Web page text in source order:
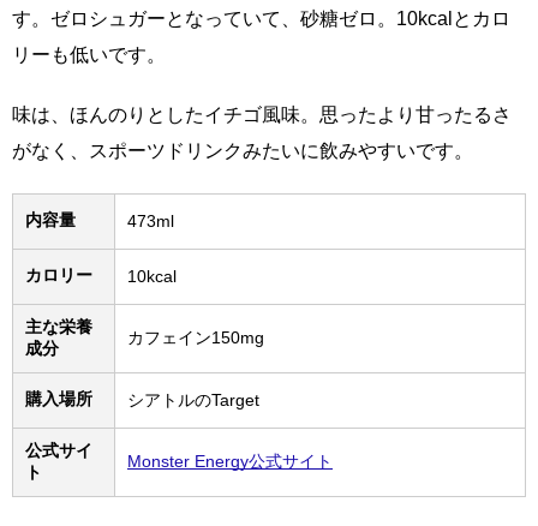
す。ゼロシュガーとなっていて、砂糖ゼロ。10kcalとカロ
リーも低いです。
味は、ほんのりとしたイチゴ風味。思ったより甘ったるさ
がなく、スポーツドリンクみたいに飲みやすいです。
内容量 473ml
カロリー 10kcal
主な栄養
成分
カフェイン150mg
購入場所 シアトルのTarget
公式サイ
ト
Monster Energy公式サイト